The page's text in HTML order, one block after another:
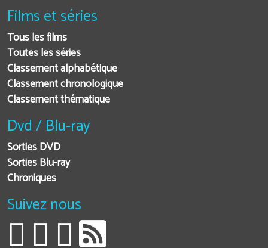
Films et séries
Tous les films
Toutes les séries
Classement alphabétique
Classement chronologique
Classement thématique
Dvd / Blu-ray
Sorties DVD
Sorties Blu-ray
Chroniques
Suivez nous